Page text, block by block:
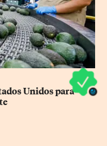
Unidos para